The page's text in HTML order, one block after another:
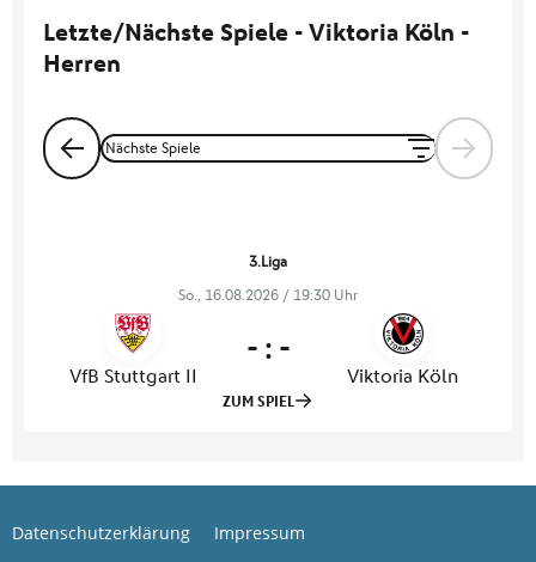
Datenschutzerklärung Impressum